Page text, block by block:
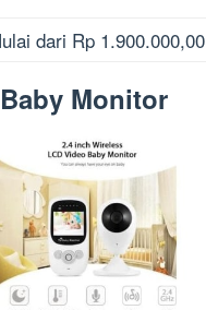
dari Rp 1.900.000,00
Monitor